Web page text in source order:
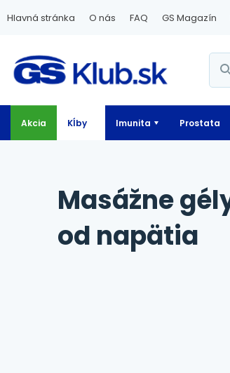
Hlavná stránka O nás FAQ GS Magazín
Akcia Kĺby Imunita Prostata
Masážne gély na kĺby, svaly a pre úľavu
od napätia